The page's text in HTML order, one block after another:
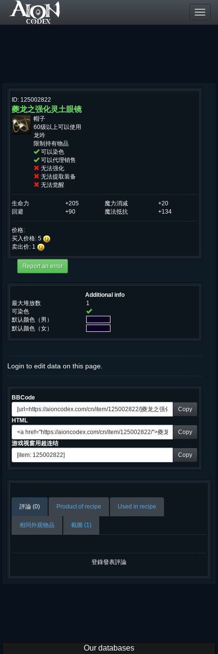
ID: 125002822
夔龙之强化灵土眼镜
帽子
60级以上可以使用
龙吟
限制持有物品
可以染色
可以代理销售
无法强化
无法提取装备
无法觉醒
生命力 +205 魔力消减
+20
回避
+90 魔法抵抗 +134
价格:
买入价格: 5
卖出价: 1
Additional info
最大堆放数
1
可染色
默认颜色（男）
默认颜色（女）
Login to edit data on this page.
BBCode
Copy
HTML
Copy
游戏视窗用超连结
Copy
評論 (0) Product of recipe Used in recipe
相同外观物品 截圖 (1)
登錄發表評論
Our databases